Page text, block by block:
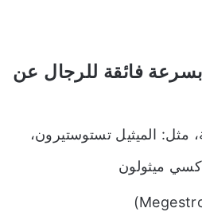
بسرعة فائقة للرجال عن
مثل: الميثيل تستوستيرون،
ميثولون